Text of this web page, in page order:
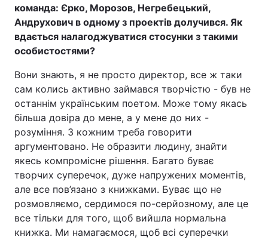
команда: Єрко, Морозов, Негребецький,
Андрухович в одному з проектів долучився. Як
вдається налагоджуватися стосунки з такими
особистостями?
Вони знають, я не просто директор, все ж таки
сам колись активно займався творчістю - був не
останнім українським поетом. Може тому якась
більша довіра до мене, а у мене до них -
розуміння. З кожним треба говорити
аргументовано. Не образити людину, знайти
якесь компромісне рішення. Багато буває
творчих суперечок, дуже напружених моментів,
але все пов’язано з книжками. Буває що не
розмовляємо, сердимося по-серйозному, але це
все тільки для того, щоб вийшла нормальна
книжка. Ми намагаємося, щоб всі суперечки